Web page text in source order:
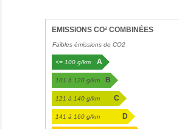
EMISSIONS CO² COMBINÉES
Faibles émissions de CO2
<= 100 g/km A
101 à 120 g/km B
121 à 140 g/km C
141 à 160 g/km D